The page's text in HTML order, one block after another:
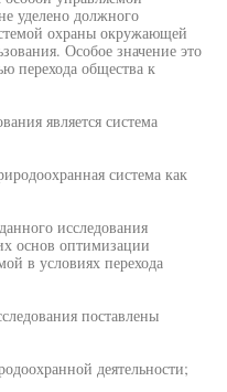
уделено должного
охраны окружающей
Особое значение это
перехода общества к
является система
система как
исследования
основ оптимизации
в условиях перехода
поставлены
деятельности;